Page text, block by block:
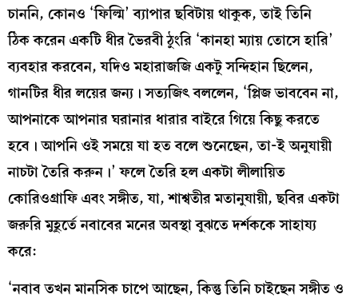
চাননি, কোনও ‘ফিল্মি’ ব্যাপার ছবিটায় থাকুক, তাই তিনি
ঠিক করেন একটি ধীর ভৈরবী ঠুংরি ‘কানহা ম্যায় তোসে হারি’
ব্যবহার করবেন, যদিও মহারাজজি একটু সন্দিহান ছিলেন,
গানটির ধীর লয়ের জন্য। সত্যজিৎ বললেন, ‘প্লিজ ভাববেন না,
আপনাকে আপনার ঘরানার ধারার বাইরে গিয়ে কিছু করতে
হবে। আপনি ওই সময়ে যা হত বলে শুনেছেন, তা-ই অনুযায়ী
নাচটা তৈরি করুন।’ ফলে তৈরি হল একটা লীলায়িত
কোরিওগ্রাফি এবং সঙ্গীত, যা, শাশ্বতীর মতানুযায়ী, ছবির একটা
জরুরি মুহূর্তে নবাবের মনের অবস্থা বুঝতে দর্শককে সাহায্য
করে:
‘নবাব তখন মানসিক চাপে আছেন, কিন্তু তিনি চাইছেন সঙ্গীত ও